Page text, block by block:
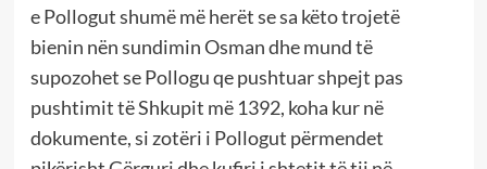
e Pollogutshumë më herët se sa këto trojetë
bienin nën sundimin Osman dhe mund të
supozohet se Pollogu qe pushtuar shpejt pas
pushtimit të Shkupit më 1392, koha kur në
dokumente, si zotëri i Pollogut përmendet